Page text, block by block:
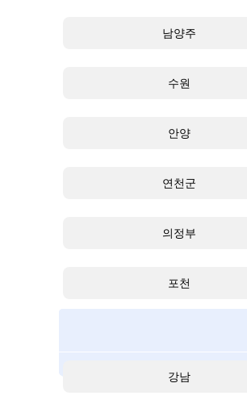
남양주
수원
안양
연천군
의정부
포천
강남